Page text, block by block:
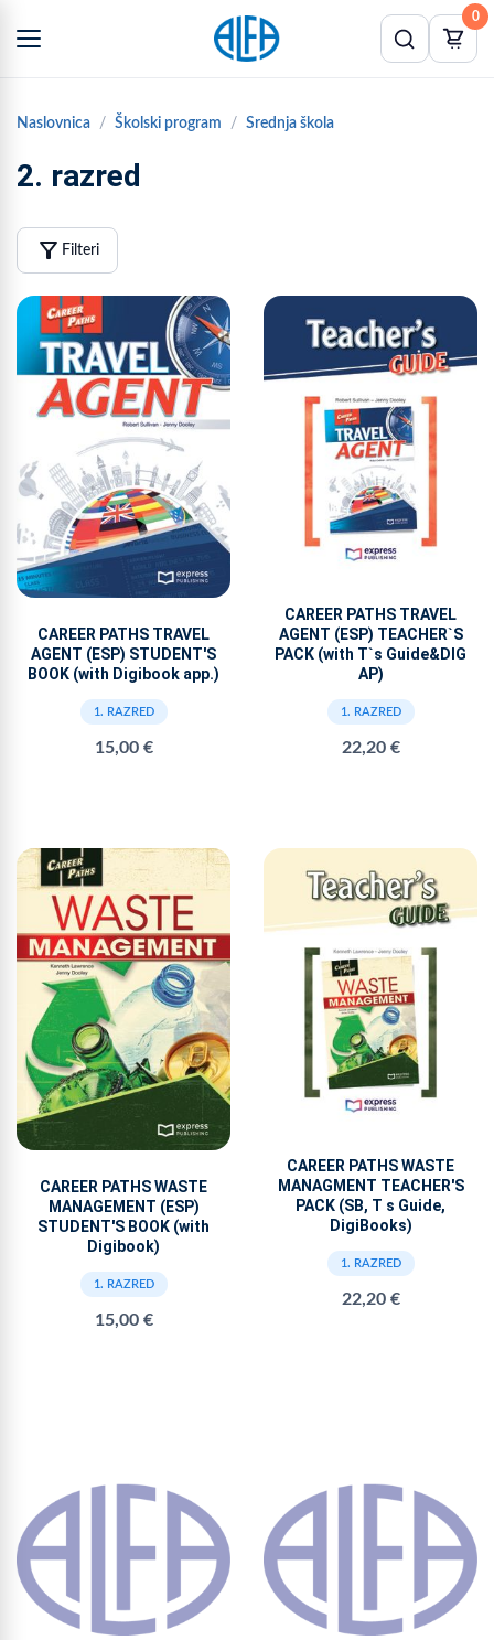
0
Naslovnica Školski program Srednja škola
2. razred
filter_alt Filteri
CAREER PATHS TRAVEL
AGENT (ESP) STUDENT'S
BOOK (with Digibook app.)
1. RAZRED
15,00 €
CAREER PATHS TRAVEL
AGENT (ESP) TEACHER`S
PACK (with T`s Guide&DIG
AP)
1. RAZRED
22,20 €
CAREER PATHS WASTE
MANAGEMENT (ESP)
STUDENT'S BOOK (with
Digibook)
1. RAZRED
15,00 €
CAREER PATHS WASTE
MANAGMENT TEACHER'S
PACK (SB, T s Guide,
DigiBooks)
1. RAZRED
22,20 €